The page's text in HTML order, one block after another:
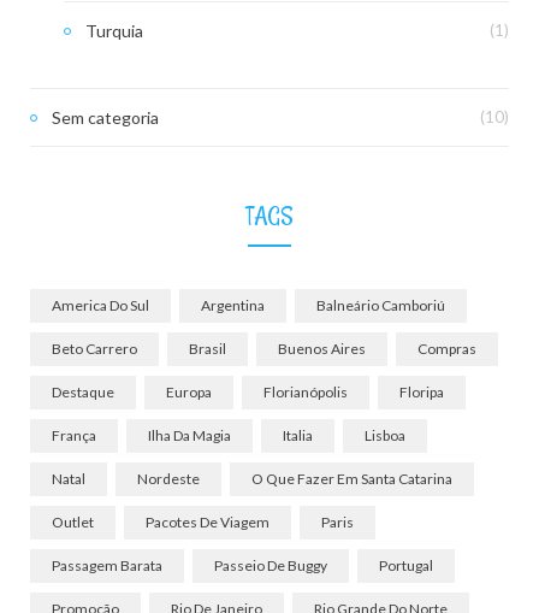
Turquia (1)
Sem categoria (10)
TAGS
America Do Sul Argentina Balneário Camboriú
Beto Carrero Brasil Buenos Aires Compras
Destaque Europa Florianópolis Floripa
França Ilha Da Magia Italia Lisboa
Natal Nordeste O Que Fazer Em Santa Catarina
Outlet Pacotes De Viagem Paris
Passagem Barata Passeio De Buggy Portugal
Promoção Rio De Janeiro Rio Grande Do Norte